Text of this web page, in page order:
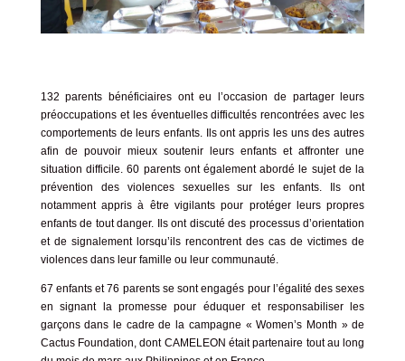
132 parents bénéficiaires ont eu l’occasion de partager leurs
préoccupations et les éventuelles difficultés rencontrées avec les
comportements de leurs enfants. Ils ont appris les uns des autres
afin de pouvoir mieux soutenir leurs enfants et affronter une
situation difficile. 60 parents ont également abordé le sujet de la
prévention des violences sexuelles sur les enfants. Ils ont
notamment appris à être vigilants pour protéger leurs propres
enfants de tout danger. Ils ont discuté des processus d’orientation
et de signalement lorsqu’ils rencontrent des cas de victimes de
violences dans leur famille ou leur communauté.
67 enfants et 76 parents se sont engagés pour l’égalité des sexes
en signant la promesse pour éduquer et responsabiliser les
garçons dans le cadre de la campagne « Women’s Month » de
Cactus Foundation, dont CAMELEON était partenaire tout au long